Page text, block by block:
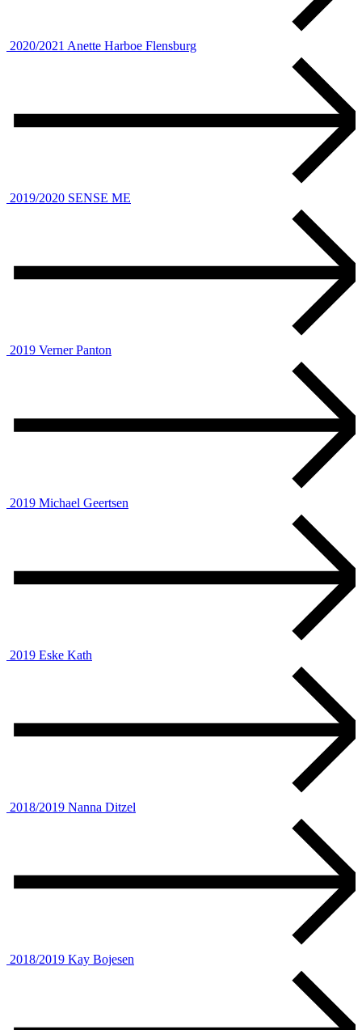
2020/2021 Anette Harboe Flensburg
2019/2020 SENSE ME
2019 Verner Panton
2019 Michael Geertsen
2019 Eske Kath
2018/2019 Nanna Ditzel
2018/2019 Kay Bojesen